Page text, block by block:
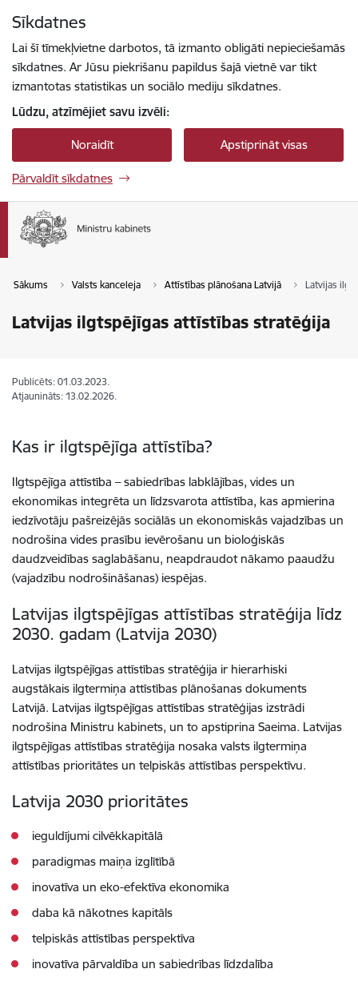
Sīkdatnes
Lai šī tīmekļvietne darbotos, tā izmanto obligāti nepieciešamās
sīkdatnes. Ar Jūsu piekrišanu papildus šajā vietnē var tikt
izmantotas statistikas un sociālo mediju sīkdatnes.
Lūdzu, atzīmējiet savu izvēli:
Noraidīt Apstiprināt visas
Pārvaldīt sīkdatnes
Sākums Valsts kanceleja Attīstības plānošana Latvijā Latvijas
Latvijas ilgtspējīgas attīstības stratēģija
Publicēts: 01.03.2023.
Atjaunināts: 13.02.2026.
Kas ir ilgtspējīga attīstība?
Ilgtspējīga attīstība – sabiedrības labklājības, vides un
ekonomikas integrēta un līdzsvarota attīstība, kas apmierina
iedzīvotāju pašreizējās sociālās un ekonomiskās vajadzības un
nodrošina vides prasību ievērošanu un bioloģiskās
daudzveidības saglabāšanu, neapdraudot nākamo paaudžu
(vajadzību nodrošināšanas) iespējas.
Latvijas ilgtspējīgas attīstības stratēģija līdz
2030. gadam (Latvija 2030)
Latvijas ilgtspējīgas attīstības stratēģija ir hierarhiski
augstākais ilgtermiņa attīstības plānošanas dokuments
Latvijā. Latvijas ilgtspējīgas attīstības stratēģijas izstrādi
nodrošina Ministru kabinets, un to apstiprina Saeima. Latvijas
ilgtspējīgas attīstības stratēģija nosaka valsts ilgtermiņa
attīstības prioritātes un telpiskās attīstības perspektīvu.
Latvija 2030 prioritātes
ieguldījumi cilvēkkapitālā
paradigmas maiņa izglītībā
inovatīva un eko-efektīva ekonomika
daba kā nākotnes kapitāls
telpiskās attīstības perspektīva
inovatīva pārvaldība un sabiedrības līdzdalība